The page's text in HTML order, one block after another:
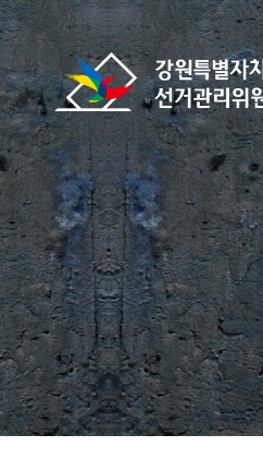
바로가기 메뉴